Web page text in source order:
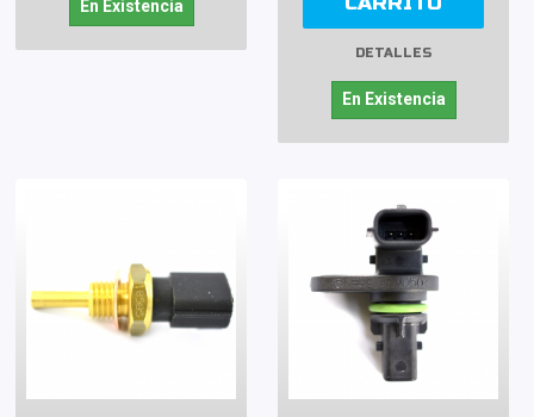
En Existencia
DETALLES
En Existencia